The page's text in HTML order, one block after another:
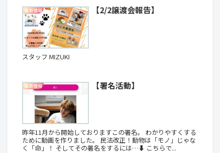
最新情報 【2/2譲渡会報告】
スタッフ MIZUKI
最新情報 【署名活動】
昨年11月から開始しておりますこの署名。 わかりやすくする
ために動画を作りました。 民法改正！動物は「モノ」じゃな
く「命」！ そしてその署名をするには…⬇️ こちらで...